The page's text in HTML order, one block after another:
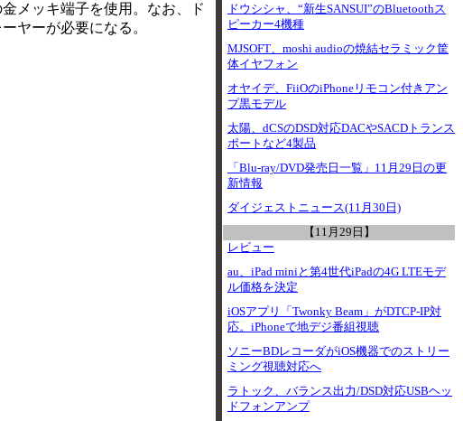
メッキ端子を使用。なお、ド
ヤーが必要になる。
ドウシシャ、“新生SANSUI”のBluetoothス
ピーカー4機種
MJSOFT、moshi audioの焼結セラミック筐
体イヤフォン
オヤイデ、FiiOのiPhoneリモコン付きアン
プ黒モデル
太陽、dCSのDSD対応DACやSACDトランス
ポートなど4製品
「Blu-ray/DVD発売日一覧」11月29日の更
新情報
ダイジェストニュース(11月30日)
【11月29日】
レビュー
au、iPad miniと第4世代iPadの4G LTEモデ
ル価格を決定
iOSアプリ「Twonky Beam」がDTCP-IP対
応。iPhoneで地デジ番組視聴
ソニーBDレコーダがiOS機器でのストリー
ミング視聴対応へ
ラトック、バランス出力/DSD対応USBヘッ
ドフォンアンプ